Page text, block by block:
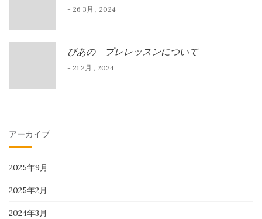
- 26 3月 , 2024
ぴあの プレレッスンについて
- 21 2月 , 2024
アーカイブ
2025年9月
2025年2月
2024年3月